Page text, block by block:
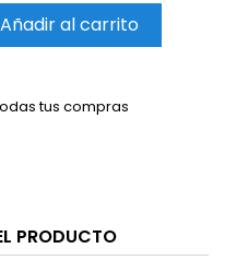
Añadir al carrito
tus compras
PRODUCTO